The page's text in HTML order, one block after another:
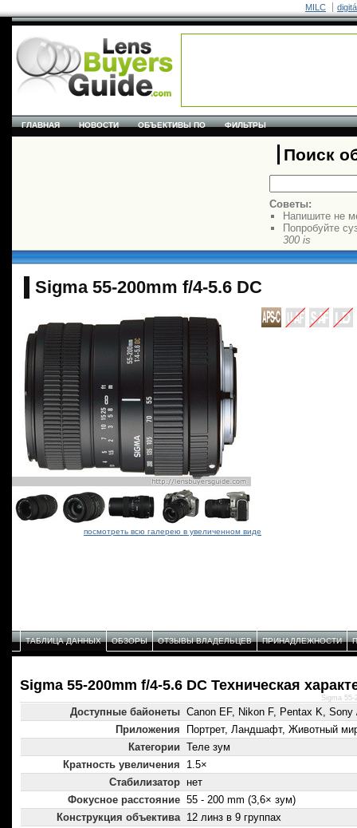
MILC
ГЛАВНАЯ НОВОСТИ ОБЪЕКТИВЫ ПО ФИЛЬТРЫ
Поиск
Советы:
Напишите не
Попробуйте
300 is
Sigma 55-200mm f/4-5.6 DC
посмотреть всю галерею в увеличенном виде
ТАБЛИЦА ДАННЫХ ОБЗОРЫ ОТЗЫВЫ ВЛАДЕЛЬЦЕВ ПРИНАДЛЕЖНОСТИ
Sigma 55-200mm f/4-5.6 DC Техническая
Доступные байонеты Canon EF, Nikon F, Pentax K,
Приложения
Портрет, Ландшафт, Животный
Категории Теле зум
Кратность увеличения
1.5×
Стабилизатор нет
Фокусное расстояние 55 - 200 mm (3,6× зум)
Конструкция объектива 12 линз в 9 группах
Sigma 55-